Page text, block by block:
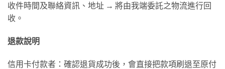
收件時間及聯絡資訊、地址 → 將由我端委託之物流進行回
收。
退款說明
信用卡付款者：確認退貨成功後，會直接把款項刷退至原付